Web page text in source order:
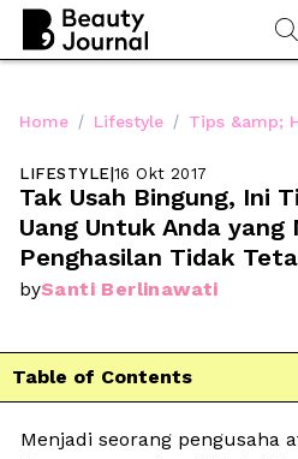
Home / Lifestyle / Tips &amp;
LIFESTYLE|16 Okt 2017
Tak Usah Bingung, Ini
Uang Untuk Anda yang
Penghasilan Tidak
bySanti Berlinawati
Table of Contents
Menjadi seorang pengusaha